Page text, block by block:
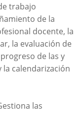
trabajo
de la
docente, la
la evaluación de
de las y
calendarización
las